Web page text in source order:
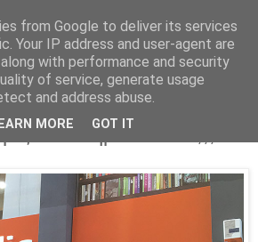
ΣΤΑ PUBLIC
να πληρώνονται ;;;
from Google to deliver its services
Your IP address and user-agent are
with performance and security
of service, generate usage
and address abuse.
MORE GOT IT